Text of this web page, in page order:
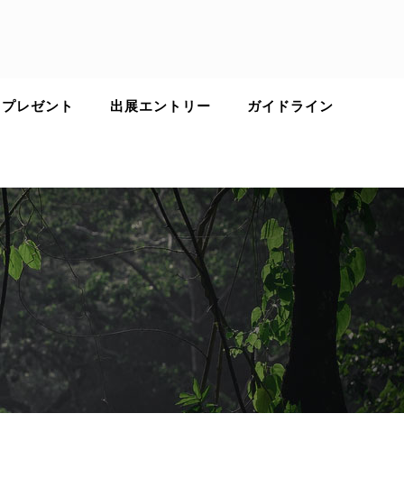
レゼント 出展エントリー ガイドライン